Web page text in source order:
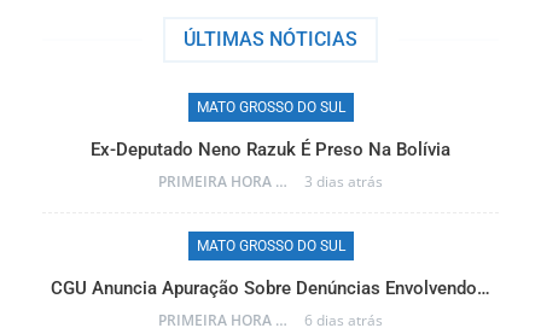
ÚLTIMAS NÓTICIAS
MATO GROSSO DO SUL
Ex-Deputado Neno Razuk É Preso Na Bolívia
PRIMEIRA HORA ONLINE 3 dias atrás
MATO GROSSO DO SUL
CGU Anuncia Apuração Sobre Denúncias Envolvendo…
PRIMEIRA HORA ONLINE 6 dias atrás